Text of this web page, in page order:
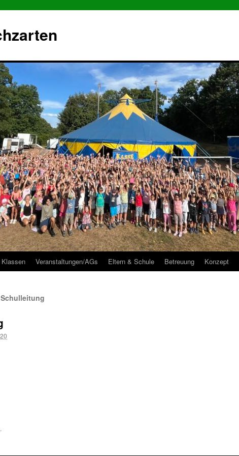
Klassen Veranstaltungen/AGs Eltern & Schule Betreuung Konzept
.